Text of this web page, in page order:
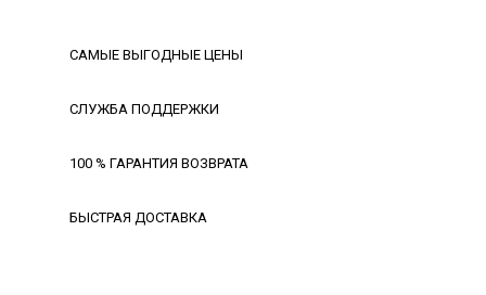
САМЫЕ ВЫГОДНЫЕ ЦЕНЫ
СЛУЖБА ПОДДЕРЖКИ
100 % ГАРАНТИЯ ВОЗВРАТА
БЫСТРАЯ ДОСТАВКА